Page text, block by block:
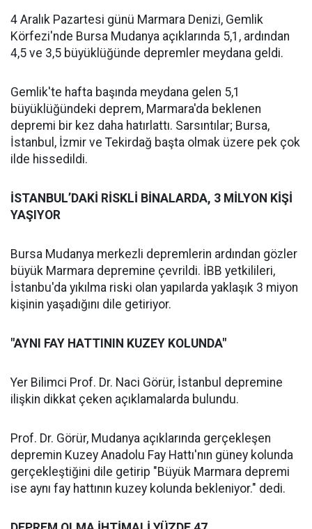
4 Aralık Pazartesi günü Marmara Denizi, Gemlik
Körfezi'nde Bursa Mudanya açıklarında 5,1, ardından
4,5 ve 3,5 büyüklüğünde depremler meydana geldi.
Gemlik'te hafta başında meydana gelen 5,1
büyüklüğündeki deprem, Marmara'da beklenen
depremi bir kez daha hatırlattı. Sarsıntılar; Bursa,
İstanbul, İzmir ve Tekirdağ başta olmak üzere pek çok
ilde hissedildi.
İSTANBUL’DAKİ RİSKLİ BİNALARDA, 3 MİLYON KİŞİ
YAŞIYOR
Bursa Mudanya merkezli depremlerin ardından gözler
büyük Marmara depremine çevrildi. İBB yetkilileri,
İstanbu'da yıkılma riski olan yapılarda yaklaşık 3 miyon
kişinin yaşadığını dile getiriyor.
"AYNI FAY HATTININ KUZEY KOLUNDA"
Yer Bilimci Prof. Dr. Naci Görür, İstanbul depremine
ilişkin dikkat çeken açıklamalarda bulundu.
Prof. Dr. Görür, Mudanya açıklarında gerçekleşen
depremin Kuzey Anadolu Fay Hattı'nın güney kolunda
gerçekleştiğini dile getirip "Büyük Marmara depremi
ise aynı fay hattının kuzey kolunda bekleniyor." dedi.